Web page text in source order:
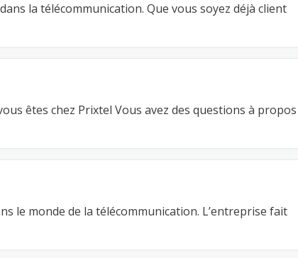
la télécommunication. Que vous soyez déjà client
êtes chez Prixtel Vous avez des questions à propos
le monde de la télécommunication. L’entreprise fait